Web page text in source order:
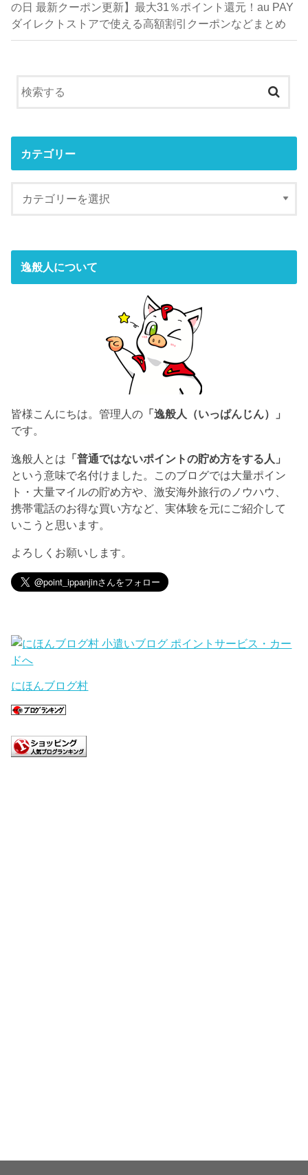
の日 最新クーポン更新】最大31％ポイント還元！au PAY
ダイレクトストアで使える高額割引クーポンなどまとめ
カテゴリー
逸般人について
皆様こんにちは。管理人の 「逸般人（いっぱんじん）」
です。
逸般人とは 「普通ではないポイントの貯め方をする人」
という意味で名付けました。このブログでは大量ポイン
ト・大量マイルの貯め方や、激安海外旅行のノウハウ、
携帯電話のお得な買い方など、実体験を元にご紹介して
いこうと思います。
よろしくお願いします。
にほんブログ村